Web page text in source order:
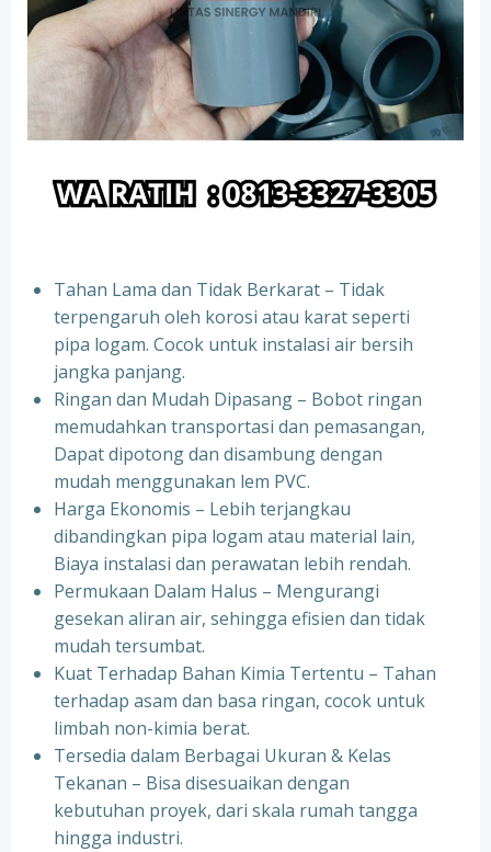
Tahan Lama dan Tidak Berkarat – Tidak
terpengaruh oleh korosi atau karat seperti
pipa logam. Cocok untuk instalasi air bersih
jangka panjang.
Ringan dan Mudah Dipasang – Bobot ringan
memudahkan transportasi dan pemasangan,
Dapat dipotong dan disambung dengan
mudah menggunakan lem PVC.
Harga Ekonomis – Lebih terjangkau
dibandingkan pipa logam atau material lain,
Biaya instalasi dan perawatan lebih rendah.
Permukaan Dalam Halus – Mengurangi
gesekan aliran air, sehingga efisien dan tidak
mudah tersumbat.
Kuat Terhadap Bahan Kimia Tertentu – Tahan
terhadap asam dan basa ringan, cocok untuk
limbah non-kimia berat.
Tersedia dalam Berbagai Ukuran & Kelas
Tekanan – Bisa disesuaikan dengan
kebutuhan proyek, dari skala rumah tangga
hingga industri.